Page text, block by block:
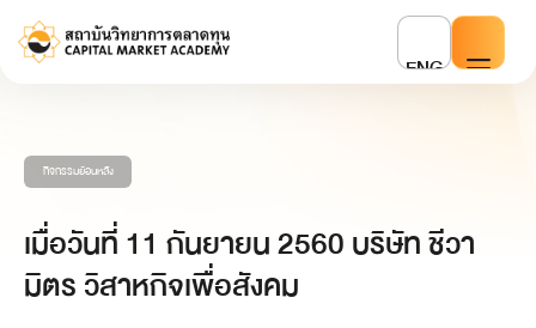
ENG
กิจกรรมย้อนหลัง
เมื่อวันที่ 11 กันยายน 2560 บริษัท ชีวา
มิตร วิสาหกิจเพื่อสังคม